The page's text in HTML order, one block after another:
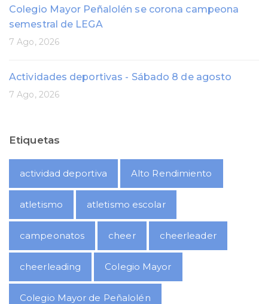
Colegio Mayor Peñalolén se corona campeona
semestral de LEGA
7 Ago, 2026
Actividades deportivas - Sábado 8 de agosto
7 Ago, 2026
Etiquetas
actividad deportiva Alto Rendimiento
atletismo atletismo escolar
campeonatos cheer cheerleader
cheerleading Colegio Mayor
Colegio Mayor de Peñalolén